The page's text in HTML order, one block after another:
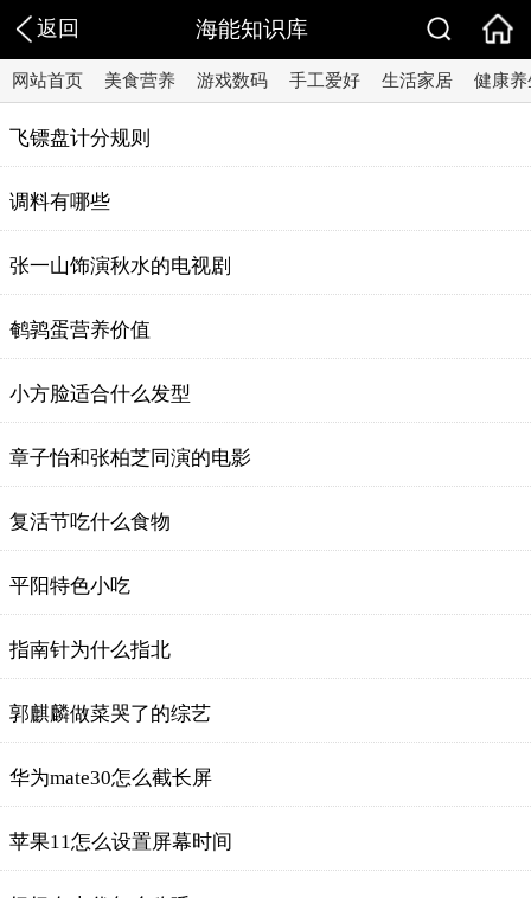
返回 海能知识库
网站首页 美食营养 游戏数码 手工爱好 生活家居 健康养
飞镖盘计分规则
调料有哪些
张一山饰演秋水的电视剧
鹌鹑蛋营养价值
小方脸适合什么发型
章子怡和张柏芝同演的电影
复活节吃什么食物
平阳特色小吃
指南针为什么指北
郭麒麟做菜哭了的综艺
华为mate30怎么截长屏
苹果11怎么设置屏幕时间